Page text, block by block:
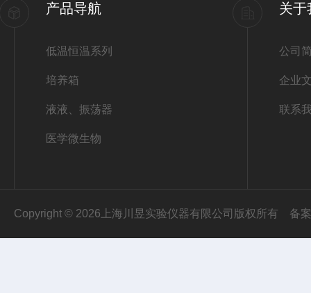
产品导航
低温恒温系列
培养箱
液液、振荡器
医学微生物
关于
公司
企业
联系
Copyright © 2026上海川昱实验仪器有限公司版权所有 备